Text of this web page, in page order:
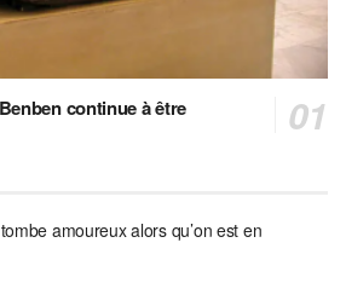
continue à être
amoureux alors qu’on est en